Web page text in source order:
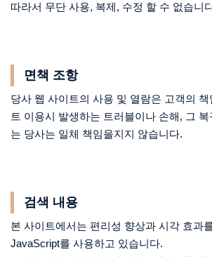
따라서 무단 사용, 복제, 수정 할 수 없습니
면책 조항
당사 웹 사이트의 사용 및 열람은 고객의
트 이용시 발생하는 트러블이나 손해, 그
는 당사는 일체 책임을지지 않습니다.
검색 내용
본 사이트에서는 편리성 향상과 시각 효과
JavaScript를 사용하고 있습니다.